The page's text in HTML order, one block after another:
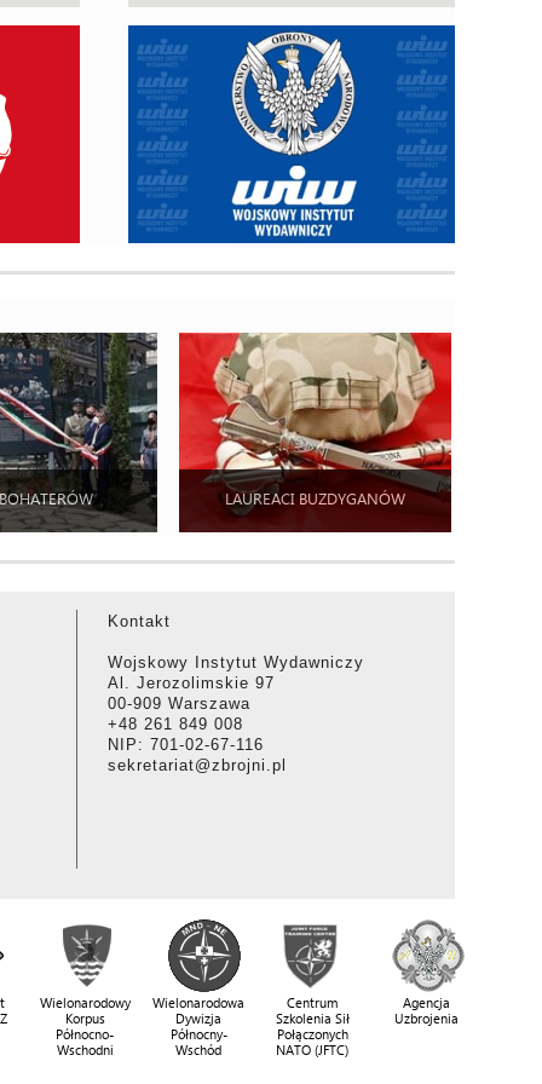
LAUREACI BUZDYGANÓW
Kontakt
Wojskowy Instytut Wydawniczy
Al. Jerozolimskie 97
00-909 Warszawa
+48 261 849 008
NIP: 701-02-67-116
sekretariat@zbrojni.pl
Wielonarodowy
Korpus
Północno-
Wschodni
Wielonarodowa
Dywizja
Północny-
Wschód
Centrum
Szkolenia Sił
Połączonych
NATO (JFTC)
Agencja
Uzbrojenia